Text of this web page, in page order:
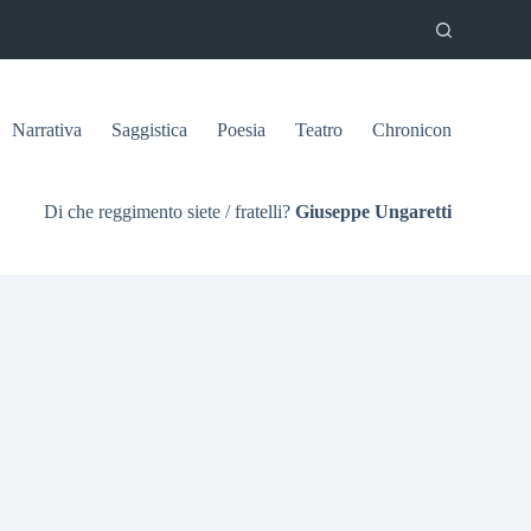
Narrativa Saggistica Poesia Teatro Chronicon
Di che reggimento siete / fratelli? Giuseppe Ungaretti